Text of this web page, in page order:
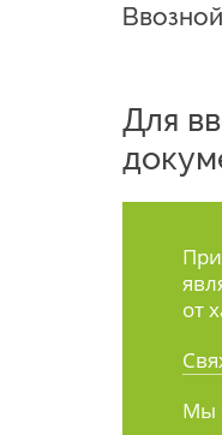
Для
от
Мы